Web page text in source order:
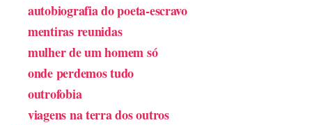
autobiografia do poeta-escravo
mentiras reunidas
mulher de um homem só
onde perdemos tudo
outrofobia
viagens na terra dos outros